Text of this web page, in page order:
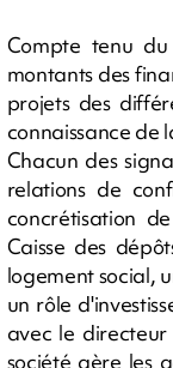
Compte tenu
montants des
projets des
connaissance de
Chacun des
relations de
concrétisation
Caisse des
logement social,
un rôle
avec le
société gère les